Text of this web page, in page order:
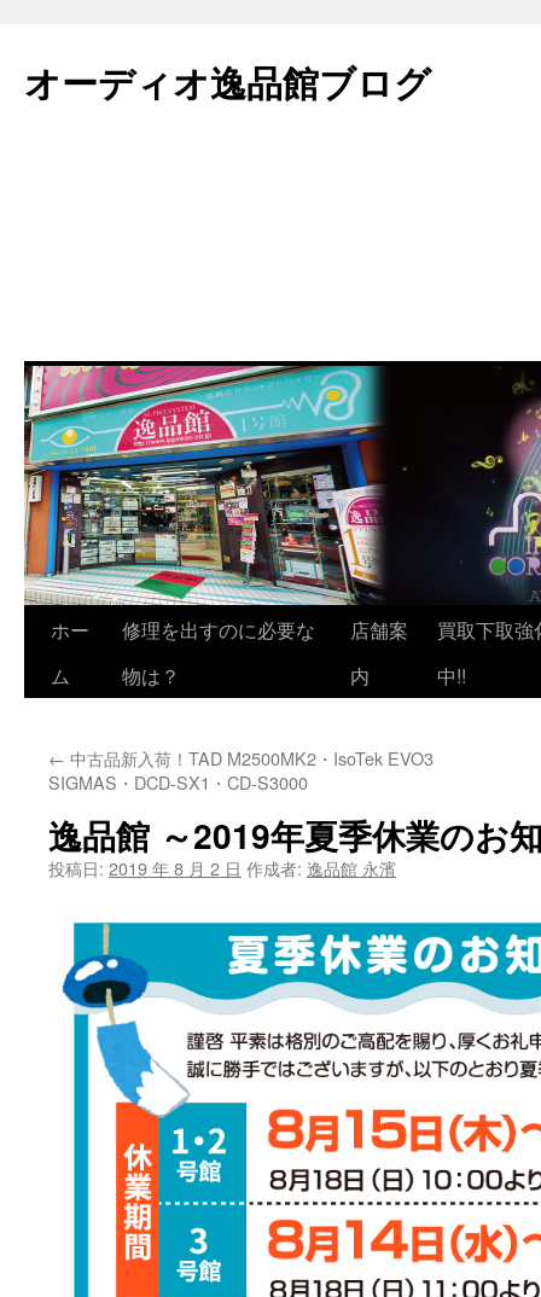
テ
ン
オーディオ逸品館ブログ
ホー
ム
修理を出すのに必要な
物は？
店舗案
内
買取下取強
中!!
← 中古品新入荷！TAD M2500MK2・IsoTek EVO3
SIGMAS・DCD-SX1・CD-S3000
逸品館 ～2019年夏季休業のお
投稿日: 2019 年 8 月 2 日 作成者: 逸品館 永濱